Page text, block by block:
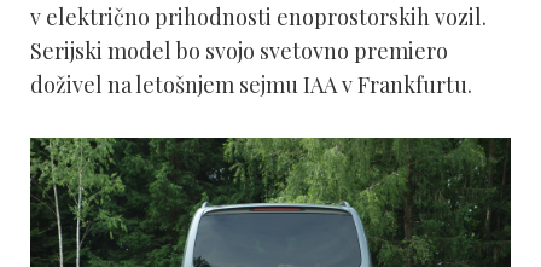
v električno prihodnosti enoprostorskih vozil.
Serijski model bo svojo svetovno premiero
doživel na letošnjem sejmu IAA v Frankfurtu.